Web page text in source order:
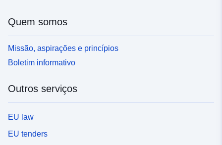
Quem somos
Missão, aspirações e princípios
Boletim informativo
Outros serviços
EU law
EU tenders